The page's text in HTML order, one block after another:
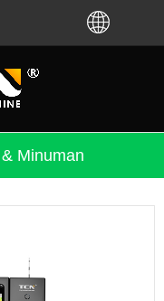
Minuman
atau distributor